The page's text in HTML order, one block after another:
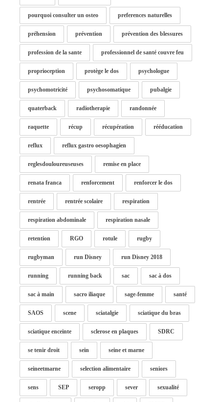
pourquoi consulter un osteo preferences naturelles
préhension prévention prévention des blessures
profession de la sante professionnel de santé couvre feu
proprioception protège le dos psychologue
psychomotricité psychosomatique pubalgie
quaterback radiotherapie randonnée
raquette récup récupération rééducation
reflux reflux gastro oesophagien
reglesdouloureuseuses remise en place
renata franca renforcement renforcer le dos
rentrée rentrée scolaire respiration
respiration abdominale respiration nasale
retention RGO rotule rugby
rugbyman run Disney run Disney 2018
running running back sac sac à dos
sac à main sacro iliaque sage-femme santé
SAOS scene sciatalgie sciatique du bras
sciatique enceinte sclerose en plaques SDRC
se tenir droit sein seine et marne
seineetmarne selection alimentaire seniors
sens SEP seropp sever sexualité